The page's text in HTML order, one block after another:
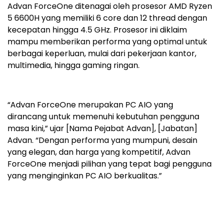
Advan ForceOne ditenagai oleh prosesor AMD Ryzen
5 6600H yang memiliki 6 core dan 12 thread dengan
kecepatan hingga 4.5 GHz. Prosesor ini diklaim
mampu memberikan performa yang optimal untuk
berbagai keperluan, mulai dari pekerjaan kantor,
multimedia, hingga gaming ringan.
“Advan ForceOne merupakan PC AIO yang
dirancang untuk memenuhi kebutuhan pengguna
masa kini,” ujar [Nama Pejabat Advan], [Jabatan]
Advan. “Dengan performa yang mumpuni, desain
yang elegan, dan harga yang kompetitif, Advan
ForceOne menjadi pilihan yang tepat bagi pengguna
yang menginginkan PC AIO berkualitas.”